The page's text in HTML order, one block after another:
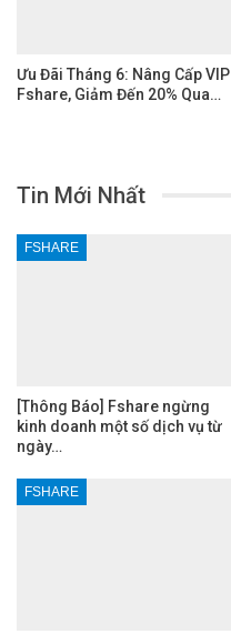
Ưu Đãi Tháng 6: Nâng Cấp VIP
Fshare, Giảm Đến 20% Qua…
Tin Mới Nhất
FSHARE
[Thông Báo] Fshare ngừng
kinh doanh một số dịch vụ từ
ngày…
FSHARE